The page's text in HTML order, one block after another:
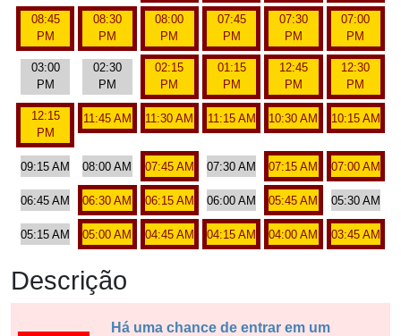
08:45
PM
08:30
PM
08:00
PM
07:45
PM
07:30
PM
07:00
PM
03:00
PM
02:30
PM
02:15
PM
01:15
PM
12:45
PM
12:30
PM
12:15
PM
11:45 AM 11:30 AM 11:15 AM 10:30 AM 10:15 AM
09:15 AM 08:00 AM 07:45 AM 07:30 AM 07:15 AM 07:00 AM
06:45 AM 06:30 AM 06:15 AM 06:00 AM 05:45 AM 05:30 AM
05:15 AM 05:00 AM 04:45 AM 04:15 AM 04:00 AM 03:45 AM
Descrição
Há uma chance de entrar em um